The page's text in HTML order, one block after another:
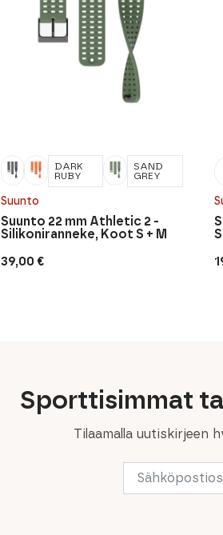
Suunto
39,00 €
Suunto 22 mm Athletic 2 -
Silikoniranneke, Koot S + M
DARK
RUBY
SAND
GREY
Sporttisimmat
Tilaamalla uutiskirjeen
Email